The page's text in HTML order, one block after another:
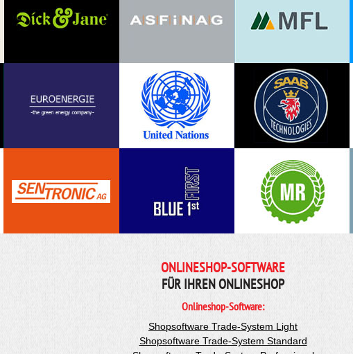
ONLINESHOP-SOFTWARE
FÜR IHREN ONLINESHOP
Onlineshop-Software:
Shopsoftware Trade-System Light
Shopsoftware Trade-System Standard